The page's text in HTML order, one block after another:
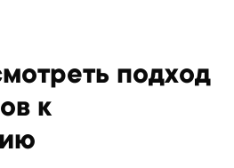
подход
к